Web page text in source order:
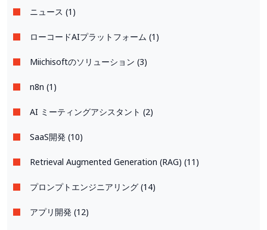
ニュース (1)
ローコードAIプラットフォーム (1)
Miichisoftのソリューション (3)
n8n (1)
AI ミーティングアシスタント (2)
SaaS開発 (10)
Retrieval Augmented Generation (RAG) (11)
プロンプトエンジニアリング (14)
アプリ開発 (12)